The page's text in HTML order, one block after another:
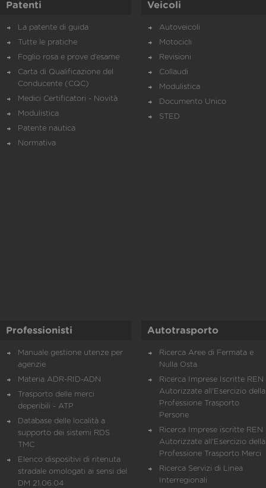
Patenti
La patente di guida
Tutte le pratiche
Foglio rosa e prove d’esame
Carta di Qualificazione del
Conducente (CQC)
Medici Certificatori - Novità
Modulistica
Patente nautica
Normativa
Veicoli
Autoveicoli
Motocicli
Revisioni
Collaudi
Modulistica
Documento Unico
STED
Professionisti
Manuale gestione utenze per
agenzie
Materia ADR-RID-ADN
Trasporto delle merci
deperibili - ATP
Database delle località a
supporto dei sistemi RDS
TMC
Elenco dispositivi di ritenuta
stradale omologati ai sensi del
DM 21.06.04
Autotrasporto
Ricerca Aree di Fermata e
Nulla Osta
Ricerca Imprese Iscritte REN
Autorizzate all'Esercizio della
Professione Trasporto
Persone
Ricerca Imprese iscritte REN
Autorizzate all'Esercizio della
Professione Trasporto Merci
Ricerca Servizi di Linea
Interregionali